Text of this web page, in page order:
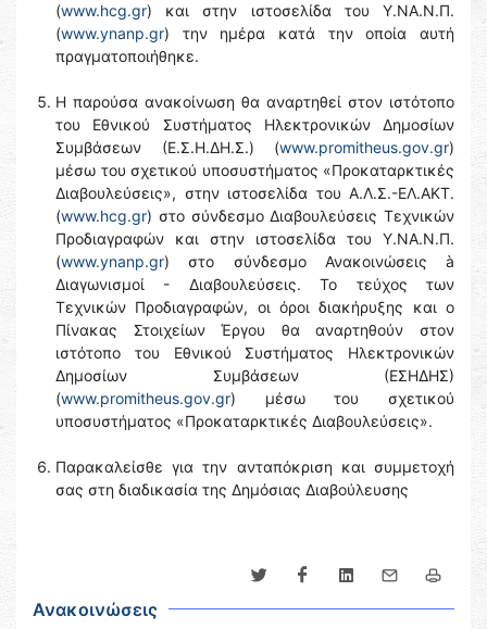
(www.hcg.gr) και στην ιστοσελίδα του Y.NA.N.Π.
(www.ynanp.gr) την ημέρα κατά την οποία αυτή
πραγματοποιήθηκε.
Η παρούσα ανακοίνωση θα αναρτηθεί στον ιστότοπο
του Εθνικού Συστήματος Ηλεκτρονικών Δημοσίων
Συμβάσεων (Ε.Σ.Η.ΔΗ.Σ.) (www.promitheus.gov.gr)
μέσω του σχετικού υποσυστήματος «Προκαταρκτικές
Διαβουλεύσεις», στην ιστοσελίδα του Α.Λ.Σ.-ΕΛ.ΑΚΤ.
(www.hcg.gr) στο σύνδεσμο Διαβουλεύσεις Τεχνικών
Προδιαγραφών και στην ιστοσελίδα του Y.NA.N.Π.
(www.ynanp.gr) στο σύνδεσμο Ανακοινώσεις à
Διαγωνισμοί - Διαβουλεύσεις. Το τεύχος των
Τεχνικών Προδιαγραφών, οι όροι διακήρυξης και ο
Πίνακας Στοιχείων Έργου θα αναρτηθούν στον
ιστότοπο του Εθνικού Συστήματος Ηλεκτρονικών
Δημοσίων Συμβάσεων (ΕΣΗΔΗΣ)
(www.promitheus.gov.gr) μέσω του σχετικού
υποσυστήματος «Προκαταρκτικές Διαβουλεύσεις».
Παρακαλείσθε για την ανταπόκριση και συμμετοχή
σας στη διαδικασία της Δημόσιας Διαβούλευσης
Ανακοινώσεις